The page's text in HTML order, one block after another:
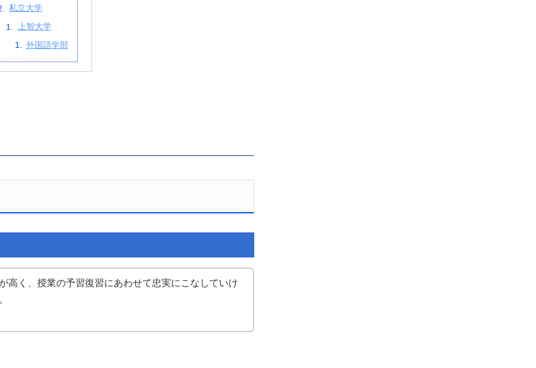
私立大学
上智大学
外国語学部
高く、授業の予習復習にあわせて忠実にこなしていけ